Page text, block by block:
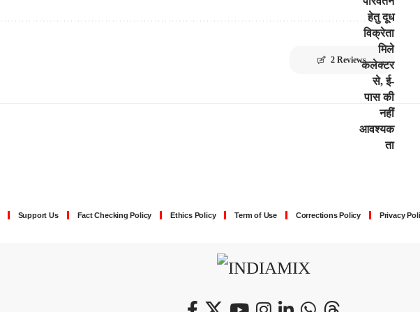
2 Reviews
Support Us Fact Checking Policy Ethics Policy Term of Use Corrections Policy Privacy